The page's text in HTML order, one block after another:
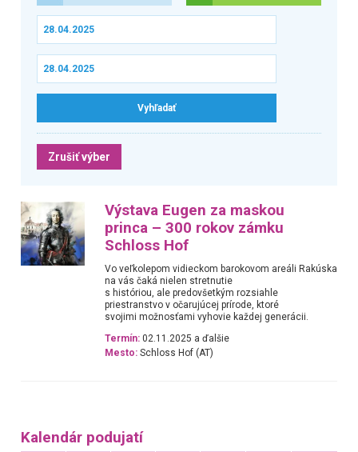
Zrušiť výber
Výstava Eugen za maskou
princa – 300 rokov zámku
Schloss Hof
Vo veľkolepom vidieckom barokovom areáli Rakúska
na vás čaká nielen stretnutie
s históriou, ale predovšetkým rozsiahle
priestranstvo v očarujúcej prírode, ktoré
svojimi možnosťami vyhovie každej generácii.
Termín: 02.11.2025 a ďalšie
Mesto: Schloss Hof (AT)
Kalendár podujatí